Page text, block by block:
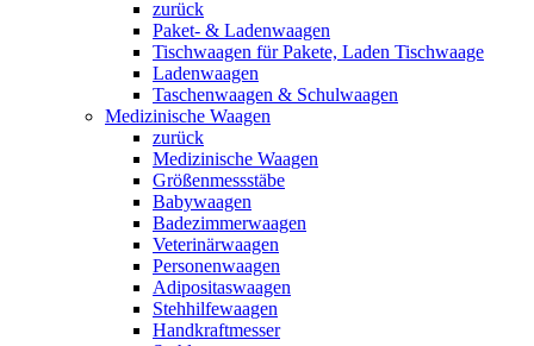
zurück
Paket- & Ladenwaagen
Tischwaagen für Pakete, Laden Tischwaage
Ladenwaagen
Taschenwaagen & Schulwaagen
Medizinische Waagen
zurück
Medizinische Waagen
Größenmessstäbe
Babywaagen
Badezimmerwaagen
Veterinärwaagen
Personenwaagen
Adipositaswaagen
Stehhilfewaagen
Handkraftmesser